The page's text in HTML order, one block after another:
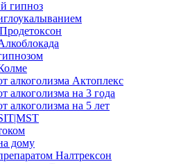
гипноз
алкоголизма Актоплекс
алкоголизма на 3 года
алкоголизма на 5 лет
дому
Налтрексон